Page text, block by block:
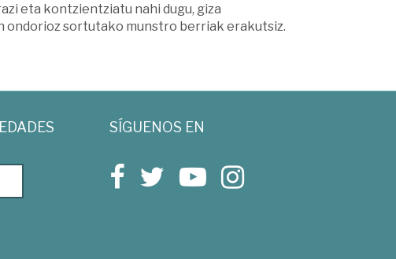
eta kontzientziatu nahi dugu, giza
sortutako munstro berriak erakutsiz.
SÍGUENOS EN